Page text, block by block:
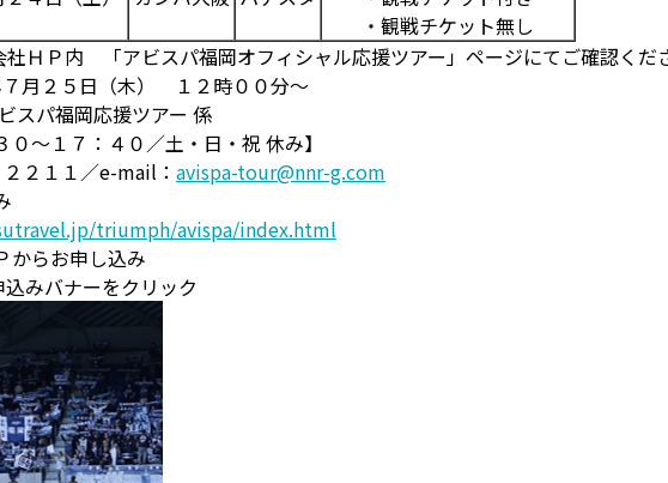
・観戦チケット無し
ＨＰ内 「アビスパ福岡オフィシャル応援ツアー」ページにてご確認くだ
月２５日（木） １２時００分～
スパ福岡応援ツアー 係
～１７：４０／土・日・祝 休み】
１１／e-mail： avispa-tour@nnr-g.com
triumph/avispa/index.html
らお申し込み
みバナーをクリック